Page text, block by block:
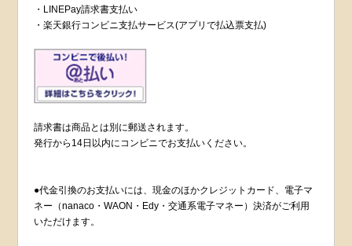
・LINEPay請求書支払い
・楽天銀行コンビニ支払サービス(アプリで払込票支払)
請求書は商品とは別に郵送されます。
発行から14日以内にコンビニでお支払いください。
●代金引換のお支払いには、現金のほかクレジットカード、電子マ
ネー（nanaco・WAON・Edy・交通系電子マネー）決済がご利用
いただけます。